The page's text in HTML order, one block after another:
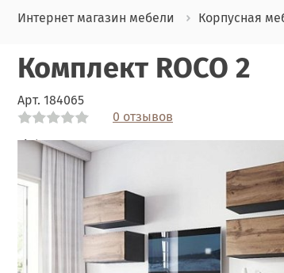
Интернет магазин мебели Корпусная
Комплект ROCO 2
Арт. 184065
0 отзывов
Link
Link
Link
Link
Link